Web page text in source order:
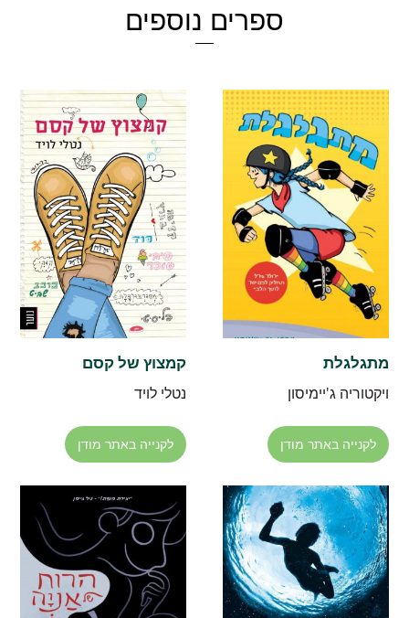
ספרים נוספים
מתגלגלת
ויקטוריה ג'יימיסון
לקנייה באתר מודן
קמצוץ של קסם
נטלי לויד
לקנייה באתר מודן